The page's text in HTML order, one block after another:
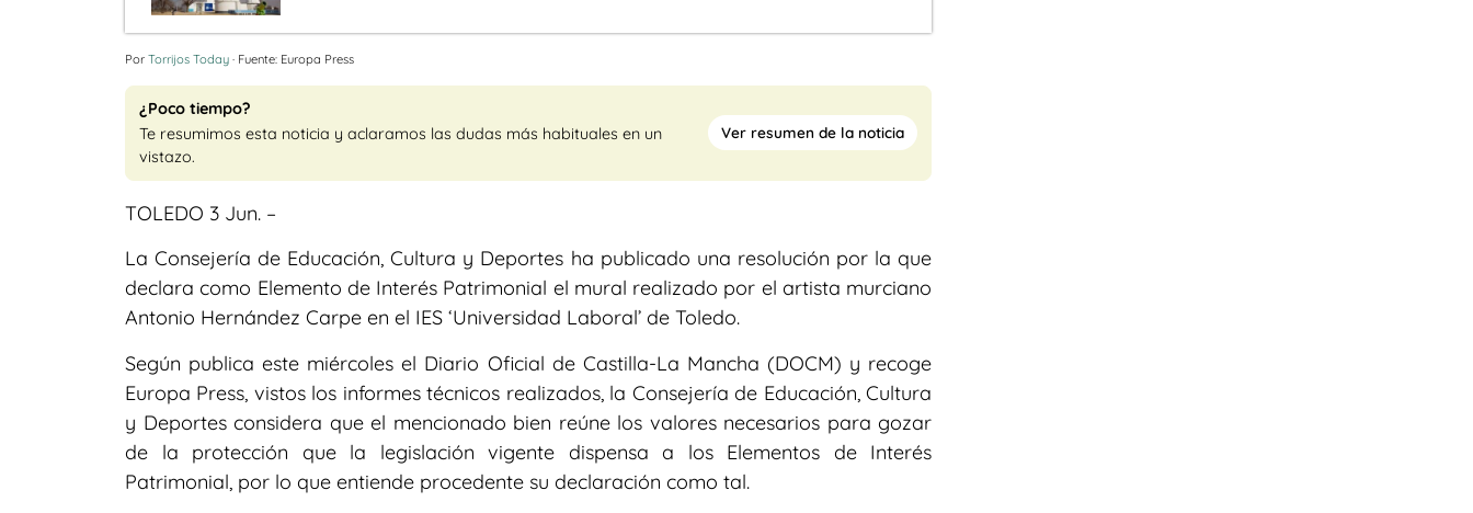
Por Torrijos Today · Fuente: Europa Press
¿Poco tiempo?
Te resumimos esta noticia y aclaramos las dudas más habituales en un
vistazo.
Ver resumen de la noticia
TOLEDO 3 Jun. –
La Consejería de Educación, Cultura y Deportes ha publicado una resolución por la que
declara como Elemento de Interés Patrimonial el mural realizado por el artista murciano
Antonio Hernández Carpe en el IES ‘Universidad Laboral’ de Toledo.
Según publica este miércoles el Diario Oficial de Castilla-La Mancha (DOCM) y recoge
Europa Press, vistos los informes técnicos realizados, la Consejería de Educación, Cultura
y Deportes considera que el mencionado bien reúne los valores necesarios para gozar
de la protección que la legislación vigente dispensa a los Elementos de Interés
Patrimonial, por lo que entiende procedente su declaración como tal.